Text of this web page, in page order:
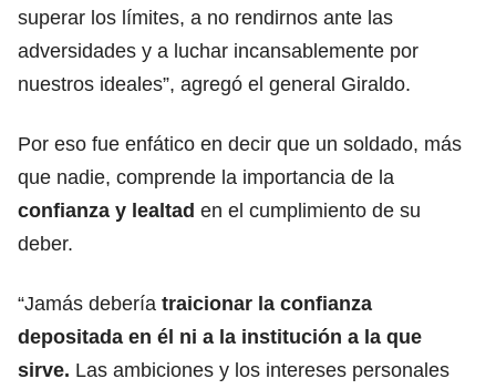
superar los límites, a no rendirnos ante las
adversidades y a luchar incansablemente por
nuestros ideales”, agregó el general Giraldo.
Por eso fue enfático en decir que un soldado, más
que nadie, comprende la importancia de la
confianza y lealtad en el cumplimiento de su
deber.
“Jamás debería traicionar la confianza
depositada en él ni a la institución a la que
sirve. Las ambiciones y los intereses personales